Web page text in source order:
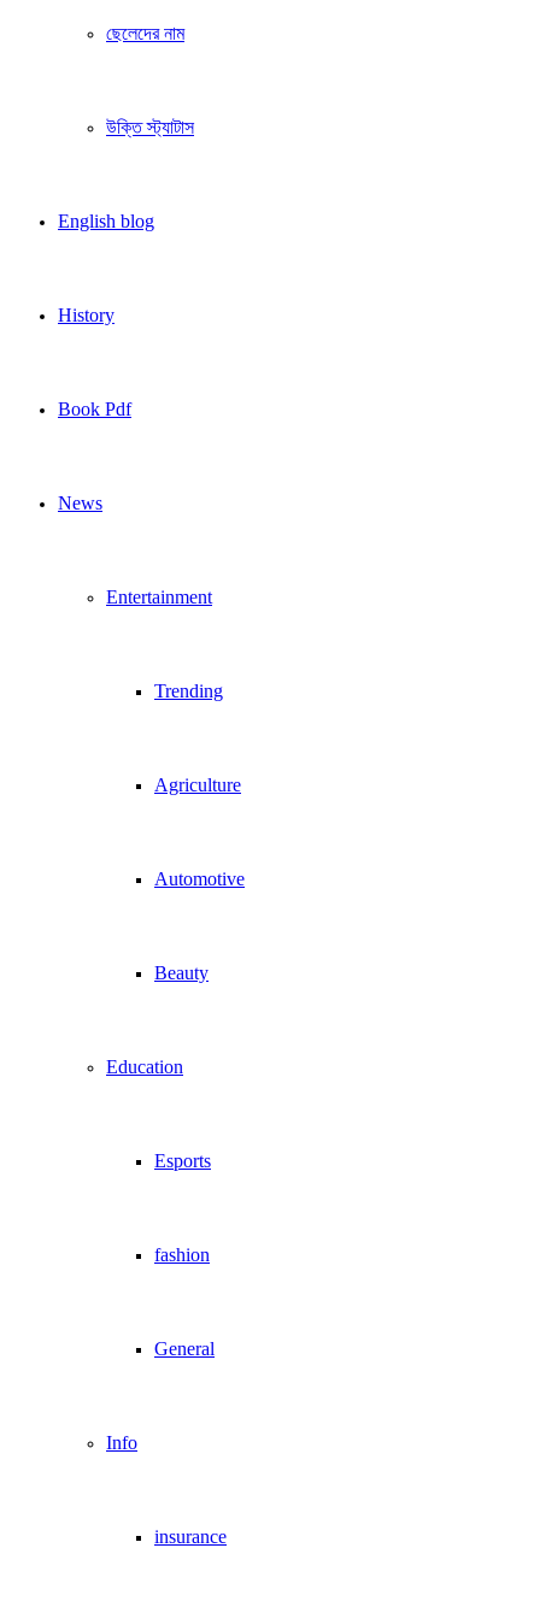
ছেলেদের নাম
উক্তি স্ট্যাটাস
English blog
History
Book Pdf
News
Entertainment
Trending
Agriculture
Automotive
Beauty
Education
Esports
fashion
General
Info
insurance